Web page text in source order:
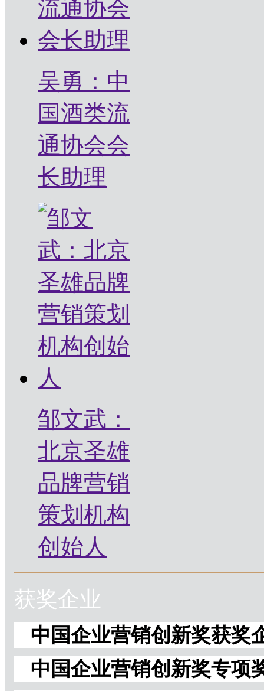
吴勇：中
国酒类流
通协会会
长助理
邹文武：
北京圣雄
品牌营销
策划机构
创始人
获奖企业
中国企业营销创新奖获奖
中国企业营销创新奖专项